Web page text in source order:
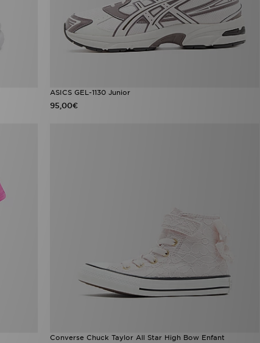
ASICS GEL-1130 Junior
95,00€
Converse Chuck Taylor All Star High Bow Enfant